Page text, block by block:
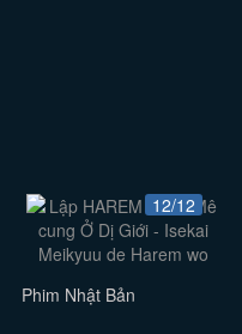
12/12
Phim Nhật Bản